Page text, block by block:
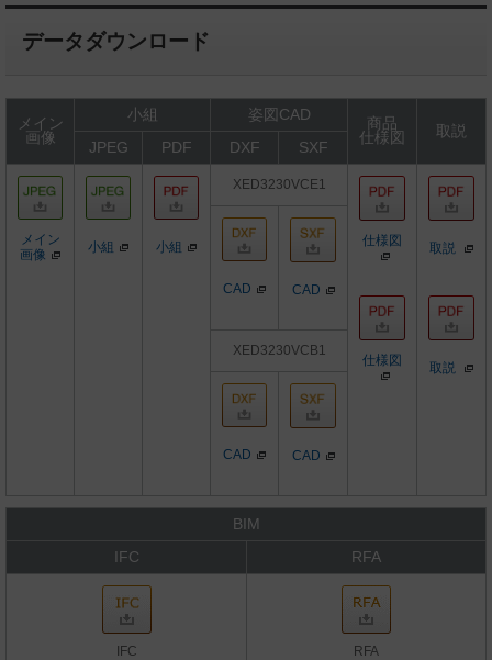
データダウンロード
メイン
画像
小組 姿図CAD
商品
仕様図
取説
JPEG
PDF DXF SXF
メイン
画像
小組 小組
XED3230VCE1
仕様図
仕様図
取説
取説
CAD CAD
XED3230VCB1
CAD CAD
BIM
IFC
RFA
IFC RFA